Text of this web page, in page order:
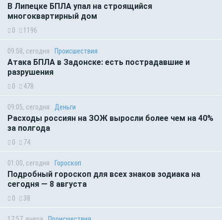
В Липецке БПЛА упал на строящийся
многоквартирный дом
0 1196
09:58, сегодня Происшествия
Атака БПЛА в Задонске: есть пострадавшие и
разрушения
0 478
09:05, сегодня Деньги
Расходы россиян на ЗОЖ выросли более чем на 40%
за полгода
0 74
01:00, сегодня Гороскоп
Подробный гороскоп для всех знаков зодиака на
сегодня — 8 августа
0 38